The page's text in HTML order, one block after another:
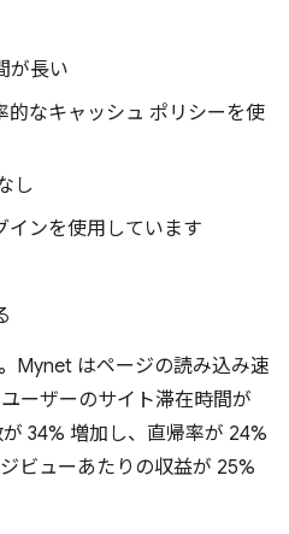
が長い
的なキャッシュ ポリシーを使
し
インを使用しています
Mynet はページの読み込み速
ーザーのサイト滞在時間が
34% 増加し、直帰率が 24%
ビューあたりの収益が 25%